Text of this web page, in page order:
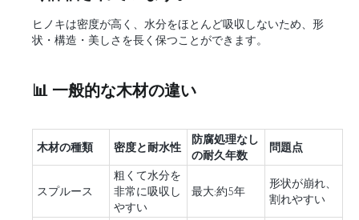
ヒノキは密度が高く、水分をほとんど吸収しないため、形
状・構造・美しさを長く保つことができます。
📊 一般的な木材の違い
木材の種類 密度と耐水性
防腐処理なし
の耐久年数
問題点
スプルース
粗くて水分を
非常に吸収し
やすい
最大:約5年
形状が崩れ、
割れやすい